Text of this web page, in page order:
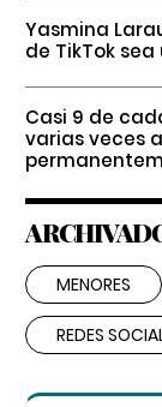
Yasmina
de TikTok
Casi 9 de
varias veces
MENORES
REDES